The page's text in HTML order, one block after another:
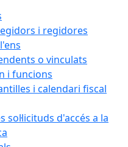
i regidores
o vinculats
i funcions
i calendari fiscal
sol·licituds d'accés a la